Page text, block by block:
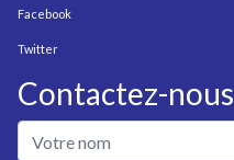
Facebook
Twitter
Contactez-nous